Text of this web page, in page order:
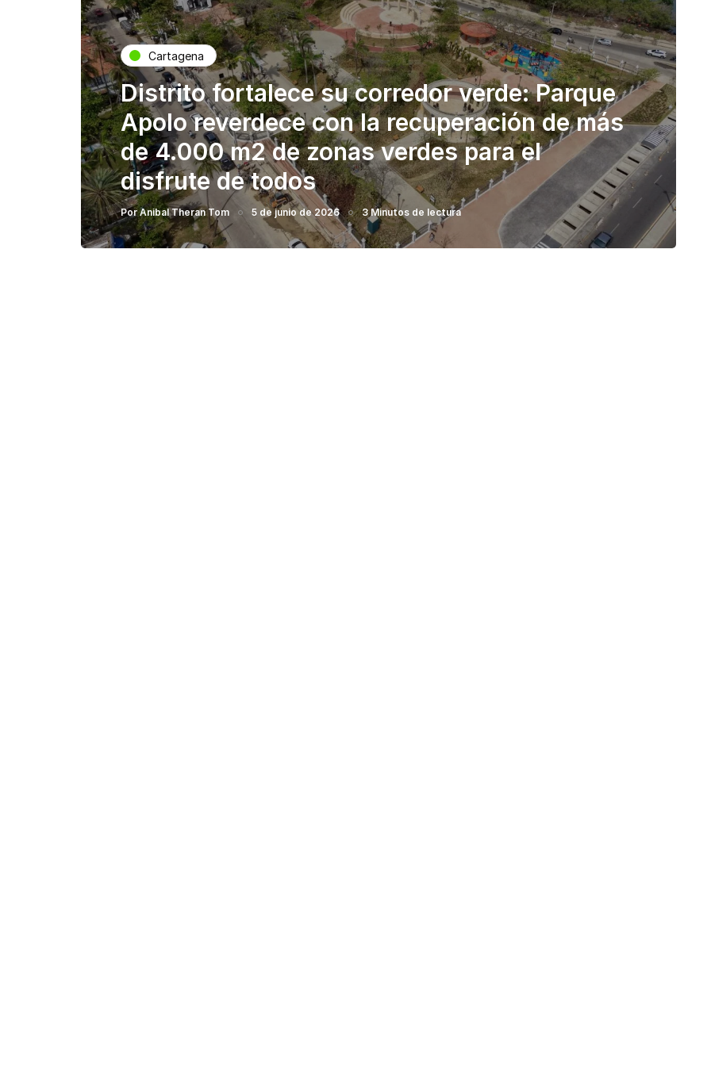
Cartagena
Distrito fortalece su corredor verde: Parque
Apolo reverdece con la recuperación de más
de 4.000 m2 de zonas verdes para el
disfrute de todos
PorAnibal Theran Tom 5 de junio de 2026 3 Minutos de lectura